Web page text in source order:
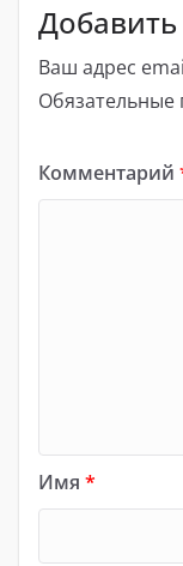
Ваш адрес
Комментарий
Имя *